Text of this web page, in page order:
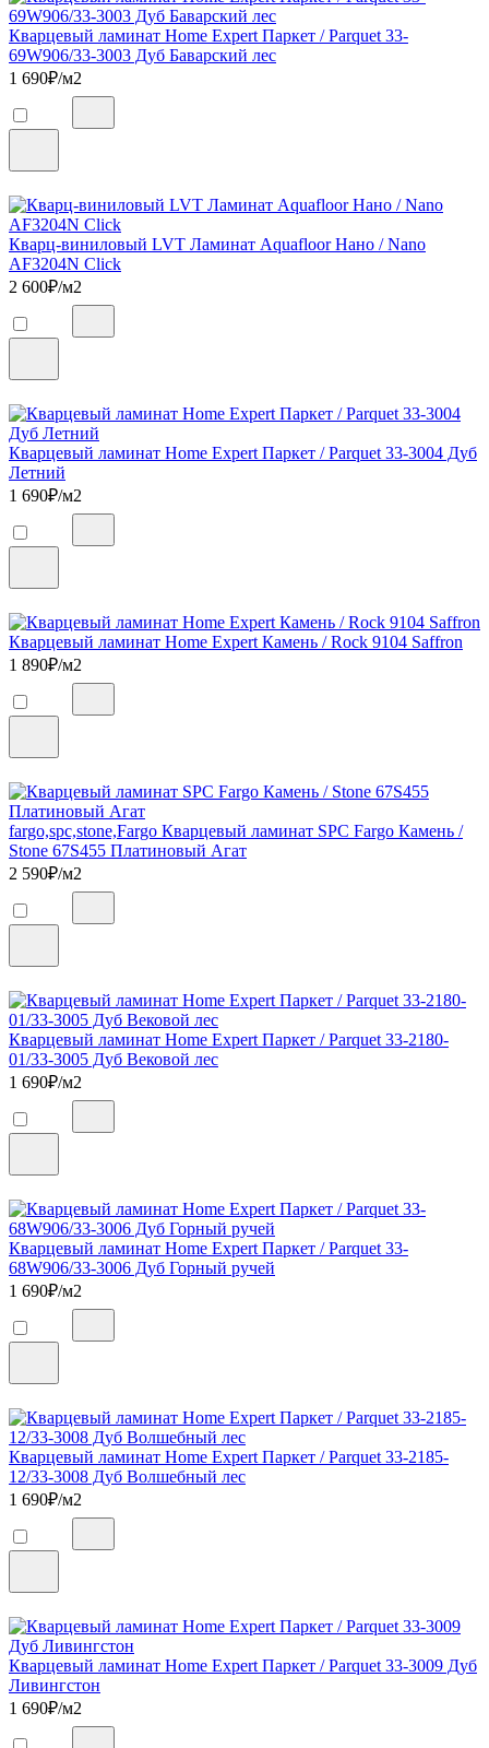
Кварцевый ламинат Home Expert Паркет / Parquet 33-
69W906/33-3003 Дуб Баварский лес
1 690₽/м2
Кварц-виниловый LVT Ламинат Aquafloor Нано / Nano
AF3204N Click
2 600₽/м2
Кварцевый ламинат Home Expert Паркет / Parquet 33-3004 Дуб
Летний
1 690₽/м2
Кварцевый ламинат Home Expert Камень / Rock 9104 Saffron
1 890₽/м2
fargo,spc,stone,Fargo Кварцевый ламинат SPC Fargo Камень /
Stone 67S455 Платиновый Агат
2 590₽/м2
Кварцевый ламинат Home Expert Паркет / Parquet 33-2180-
01/33-3005 Дуб Вековой лес
1 690₽/м2
Кварцевый ламинат Home Expert Паркет / Parquet 33-
68W906/33-3006 Дуб Горный ручей
1 690₽/м2
Кварцевый ламинат Home Expert Паркет / Parquet 33-2185-
12/33-3008 Дуб Волшебный лес
1 690₽/м2
Кварцевый ламинат Home Expert Паркет / Parquet 33-3009 Дуб
Ливингстон
1 690₽/м2